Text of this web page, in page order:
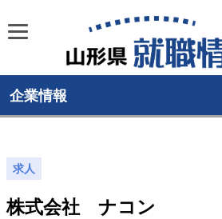
企業情報
求人
株式会社 ナコン